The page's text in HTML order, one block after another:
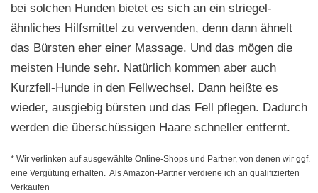
bei solchen Hunden bietet es sich an ein striegel-
ähnliches Hilfsmittel zu verwenden, denn dann ähnelt
das Bürsten eher einer Massage. Und das mögen die
meisten Hunde sehr. Natürlich kommen aber auch
Kurzfell-Hunde in den Fellwechsel. Dann heißte es
wieder, ausgiebig bürsten und das Fell pflegen. Dadurch
werden die überschüssigen Haare schneller entfernt.
* Wir verlinken auf ausgewählte Online-Shops und Partner, von denen wir ggf.
eine Vergütung erhalten. Als Amazon-Partner verdiene ich an qualifizierten
Verkäufen